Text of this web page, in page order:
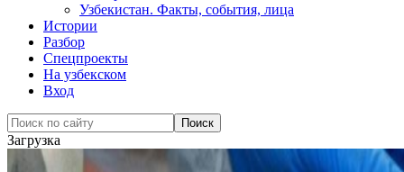
Узбекистан. Факты, события, лица
Истории
Разбор
Спецпроекты
На узбекском
Вход
Загрузка